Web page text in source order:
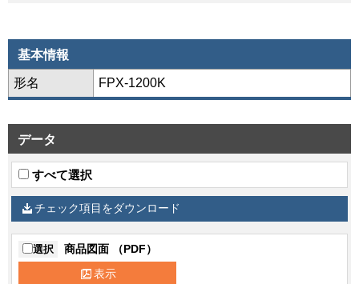
基本情報
形名 FPX-1200K
データ
すべて選択
チェック項目をダウンロード
選択 商品図面 （PDF）
表示